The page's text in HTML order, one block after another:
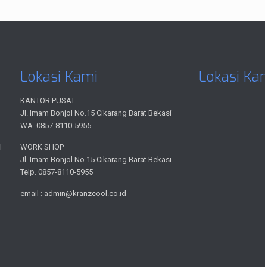
Lokasi Kami
KANTOR PUSAT
Jl. Imam Bonjol No.15 Cikarang Barat Bekasi
WA. 0857-8110-5955
WORK SHOP
Jl. Imam Bonjol No.15 Cikarang Barat Bekasi
Telp. 0857-8110-5955
email : admin@kranzcool.co.id
Lokasi